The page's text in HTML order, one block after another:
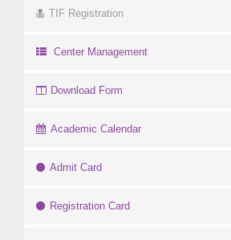
TIF Registration
Center Management
Download Form
Academic Calendar
Admit Card
Registration Card